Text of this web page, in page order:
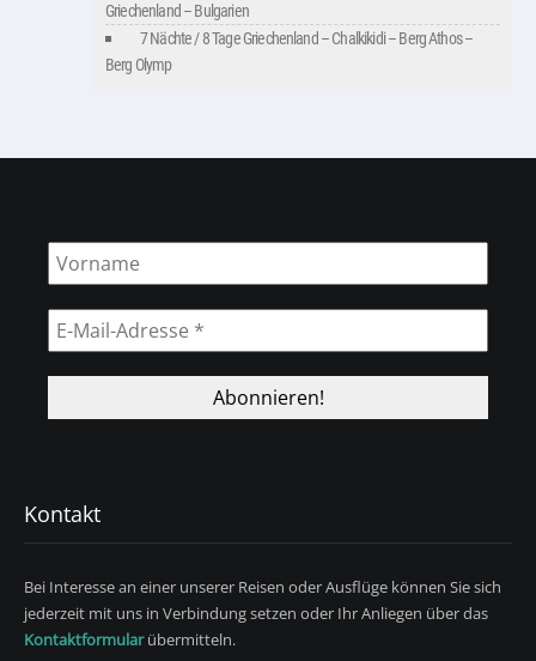
Griechenland – Bulgarien
7 Nächte / 8 Tage Griechenland – Chalkikidi – Berg Athos –
Berg Olymp
Kontakt
Bei Interesse an einer unserer Reisen oder Ausflüge können Sie sich
jederzeit mit uns in Verbindung setzen oder Ihr Anliegen über das
Kontaktformularübermitteln.